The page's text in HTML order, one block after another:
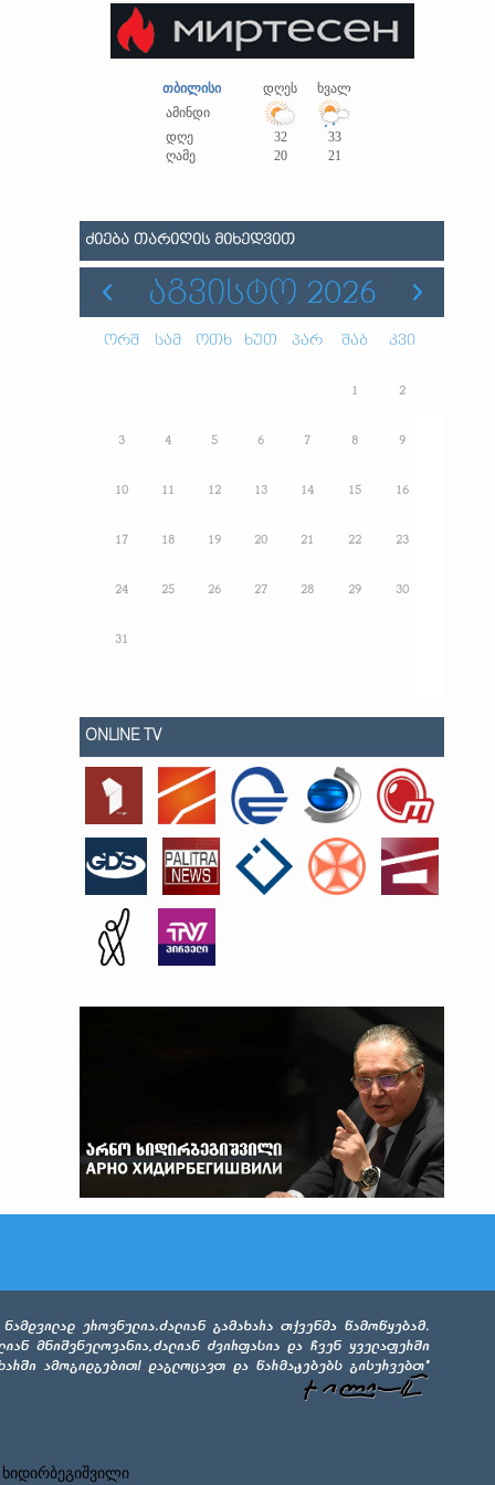
თბილისი დღეს
ხვალ
ამინდი
დღე
32
33
ღამე
20 21
ᲫᲘᲔᲑᲐ ᲗᲐᲠᲘᲦᲘᲡ ᲛᲘᲮᲔᲓᲕᲘᲗ
ᲐᲒᲕᲘᲡᲢᲝ 2026
ორშ სამ ოთხ ხუთ პარ შაბ კვი
1 2
3 4 5 6 7 8 9
10 11 12 13 14 15 16
17 18 19 20 21 22 23
24 25 26 27 28 29 30
31
ONLINE TV